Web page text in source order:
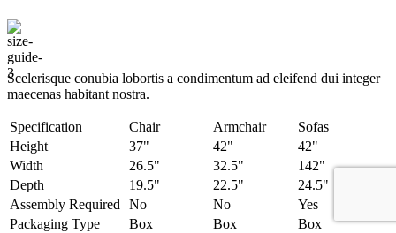
Scelerisque conubia lobortis a condimentum ad eleifend dui integer
maecenas habitant nostra.
Specification Chair Armchair
Sofas
Height
37" 42"
42"
Width
26.5" 32.5"
142"
Depth
19.5" 22.5"
24.5"
Assembly Required No No
Yes
Packaging Type
Box Box Box